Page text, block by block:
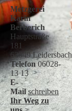
Metzgerei
Karin
Berberich
Hauptstraße
181
63849 Leidersbach
Telefon06028-
13 13
E-
Mailschreiben
Ihr Weg zu